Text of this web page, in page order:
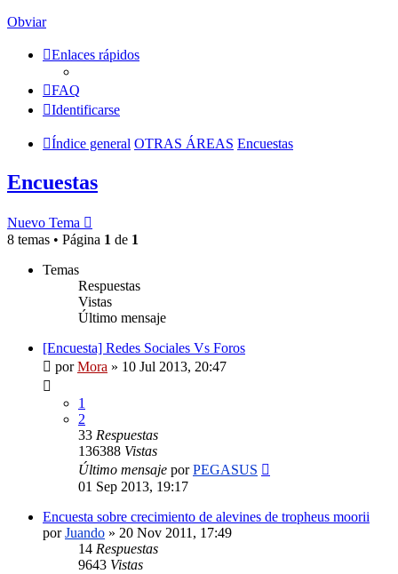
Obviar
Enlaces rápidos
FAQ
Identificarse
Índice general OTRAS ÁREAS Encuestas
Encuestas
Nuevo Tema
8 temas • Página 1 de 1
Temas
Respuestas
Vistas
Último mensaje
[Encuesta] Redes Sociales Vs Foros
porMora » 10 Jul 2013, 20:47
1
2
33 Respuestas
136388 Vistas
Último mensaje porPEGASUS
01 Sep 2013, 19:17
Encuesta sobre crecimiento de alevines de tropheus moorii
porJuando » 20 Nov 2011, 17:49
14 Respuestas
9643 Vistas